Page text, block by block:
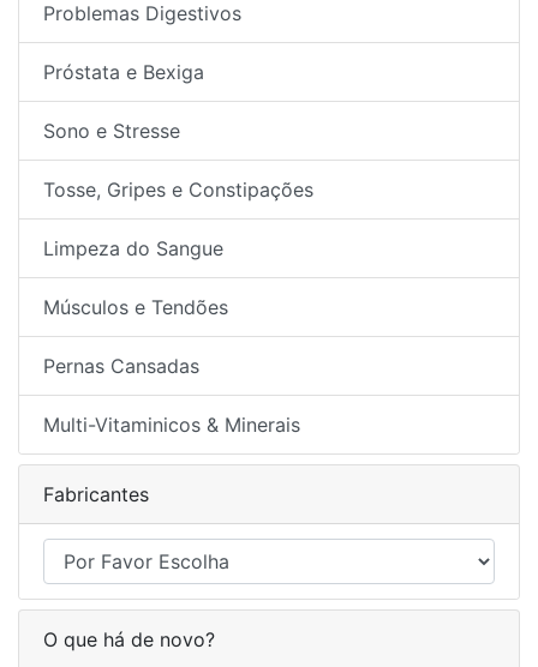
Problemas Digestivos
Próstata e Bexiga
Sono e Stresse
Tosse, Gripes e Constipações
Limpeza do Sangue
Músculos e Tendões
Pernas Cansadas
Multi-Vitaminicos & Minerais
Fabricantes
O que há de novo?